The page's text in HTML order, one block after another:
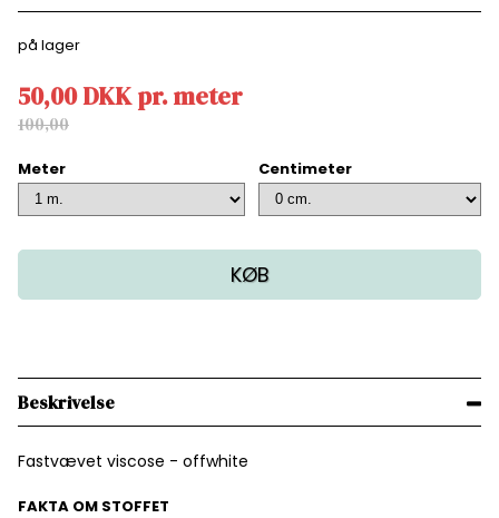
på lager
50,00DKKpr.meter
100,00
Meter Centimeter
KØB
Beskrivelse
Fastvævet viscose - offwhite
FAKTA OM STOFFET